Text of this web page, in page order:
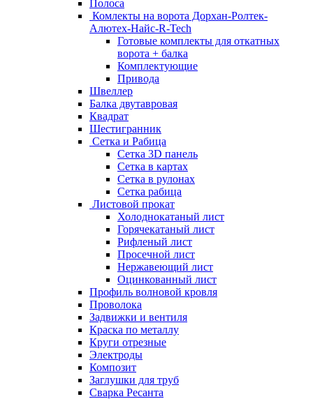
Полоса
Комлекты на ворота Дорхан-Ролтек-
Алютех-Найс-R-Tech
Готовые комплекты для откатных
ворота + балка
Комплектующие
Привода
Швеллер
Балка двутавровая
Квадрат
Шестигранник
Сетка и Рабица
Сетка 3D панель
Сетка в картах
Сетка в рулонах
Сетка рабица
Листовой прокат
Холоднокатаный лист
Горячекатаный лист
Рифленый лист
Просечной лист
Нержавеющий лист
Оцинкованный лист
Профиль волновой кровля
Проволока
Задвижки и вентиля
Краска по металлу
Круги отрезные
Электроды
Композит
Заглушки для труб
Сварка Ресанта